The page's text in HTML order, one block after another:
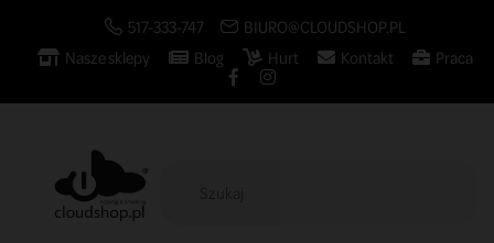
517-333-747
BIURO@CLOUDSHOP.PL
Nasze sklepy
Blog Hurt Kontakt Praca